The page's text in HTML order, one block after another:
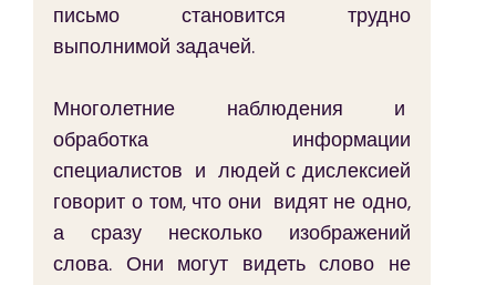
письмо становится трудно
выполнимой задачей.
Многолетние наблюдения и
обработка  информации
специалистов  и  людей с дислексией
говорит о том, что они  видят не одно,
а сразу несколько изображений
слова. Они могут видеть слово не